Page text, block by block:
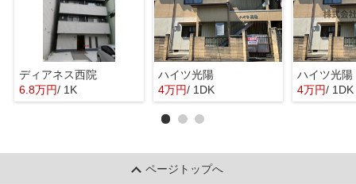
ディアネス西院
6.8万円/ 1K
ハイツ光陽
4万円/ 1DK
ハイツ光陽
4万円/ 1DK
ページトップへ